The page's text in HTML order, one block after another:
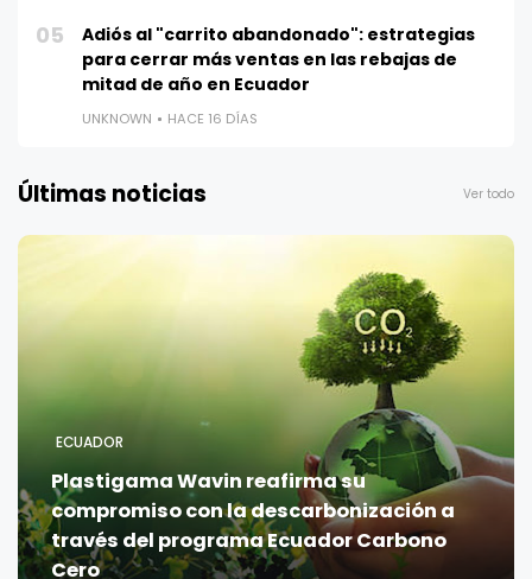
05
Adiós al "carrito abandonado": estrategias
para cerrar más ventas en las rebajas de
mitad de año en Ecuador
UNKNOWN HACE 16 DÍAS
Últimas noticias Ver todo
ECUADOR
Plastigama Wavin reafirma su
compromiso con la descarbonización a
través del programa Ecuador Carbono
Cero